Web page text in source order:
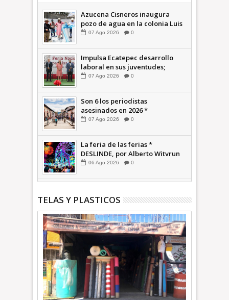
Azucena Cisneros inaugura
pozo de agua en la colonia Luis
Donaldo Colosio +Video |
07 Ago 2026 0
Impulsa Ecatepec desarrollo
laboral en sus juventudes;
inauguran Feria de Empleo y
INFORMATIVA
07 Ago 2026 0
Son 6 los periodistas
asesinados en 2026 *
COMENTARIO A TIEMPO
07 Ago 2026 0
La feria de las ferias *
DESLINDE, por Alberto Witvrun
06 Ago 2026 0
TELAS Y PLASTICOS